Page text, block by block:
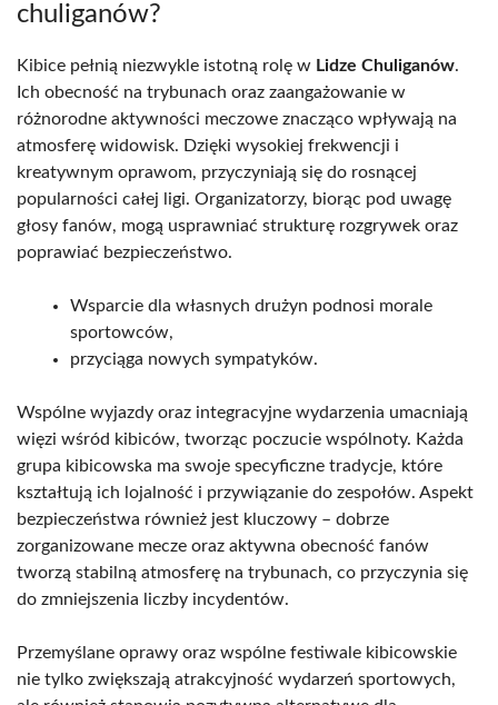
chuliganów?
Kibice pełnią niezwykle istotną rolę w Lidze Chuliganów.
Ich obecność na trybunach oraz zaangażowanie w
różnorodne aktywności meczowe znacząco wpływają na
atmosferę widowisk. Dzięki wysokiej frekwencji i
kreatywnym oprawom, przyczyniają się do rosnącej
popularności całej ligi. Organizatorzy, biorąc pod uwagę
głosy fanów, mogą usprawniać strukturę rozgrywek oraz
poprawiać bezpieczeństwo.
Wsparcie dla własnych drużyn podnosi morale
sportowców,
przyciąga nowych sympatyków.
Wspólne wyjazdy oraz integracyjne wydarzenia umacniają
więzi wśród kibiców, tworząc poczucie wspólnoty. Każda
grupa kibicowska ma swoje specyficzne tradycje, które
kształtują ich lojalność i przywiązanie do zespołów. Aspekt
bezpieczeństwa również jest kluczowy – dobrze
zorganizowane mecze oraz aktywna obecność fanów
tworzą stabilną atmosferę na trybunach, co przyczynia się
do zmniejszenia liczby incydentów.
Przemyślane oprawy oraz wspólne festiwale kibicowskie
nie tylko zwiększają atrakcyjność wydarzeń sportowych,